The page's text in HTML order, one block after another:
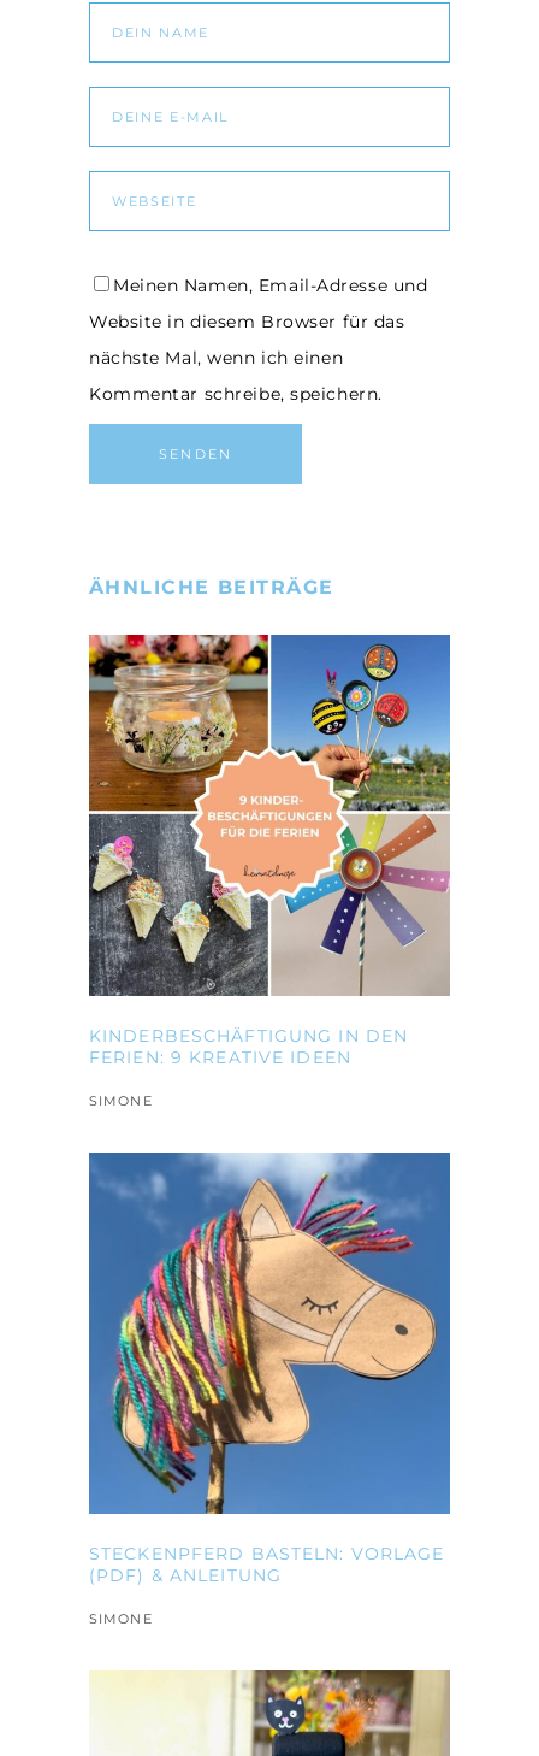
Meinen Namen, Email-Adresse und
Website in diesem Browser für das
nächste Mal, wenn ich einen
Kommentar schreibe, speichern.
ÄHNLICHE BEITRÄGE
KINDERBESCHÄFTIGUNG IN DEN
FERIEN: 9 KREATIVE IDEEN
SIMONE
STECKENPFERD BASTELN: VORLAGE
(PDF) & ANLEITUNG
SIMONE